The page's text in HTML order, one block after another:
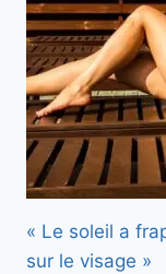
« Le soleil a
sur le visage »